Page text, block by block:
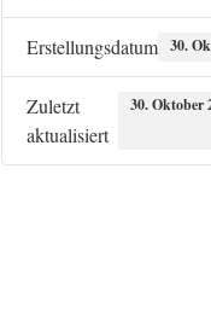
Erstellungsdatum 30.
Zuletzt
aktualisiert
30. Oktober